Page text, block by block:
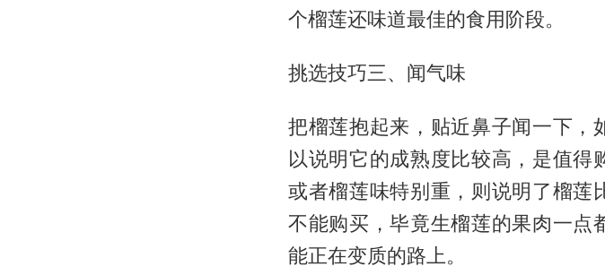
个榴莲还味道最佳的食用阶段。
挑选技巧三、闻气味
把榴莲抱起来，贴近鼻子闻一下，
以说明它的成熟度比较高，是值得
或者榴莲味特别重，则说明了榴莲
不能购买，毕竟生榴莲的果肉一点
能正在变质的路上。